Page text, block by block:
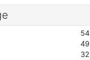
54
49
32